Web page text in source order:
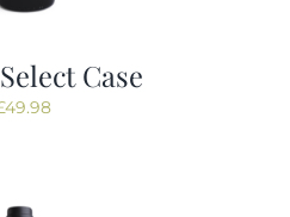
Case
49.98